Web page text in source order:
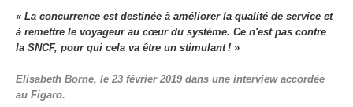
« La concurrence est destinée à améliorer la qualité de service et
à remettre le voyageur au cœur du système. Ce n'est pas contre
la SNCF, pour qui cela va être un stimulant ! »
Elisabeth Borne, le 23 février 2019 dans une interview accordée
au Figaro.